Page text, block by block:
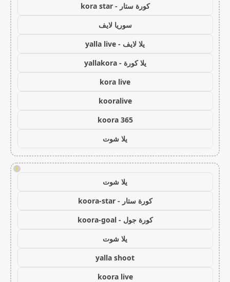
كورة ستار - kora star
سوريا لايف
يلا لايف - yalla live
يلا كورة - yallakora
kora live
kooralive
koora 365
يلا شوت
!
يلا شوت
كورة ستار - koora-star
كورة جول - koora-goal
يلا شوت
yalla shoot
koora live